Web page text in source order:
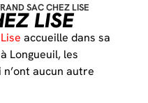
SAC CHEZ LISE
LISE
accueille dans sa
Longueuil, les
aucun autre